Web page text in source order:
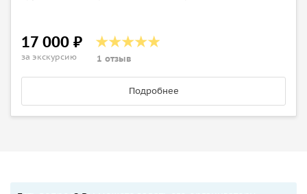
17 000 ₽
за экскурсию 1 отзыв
Подробнее